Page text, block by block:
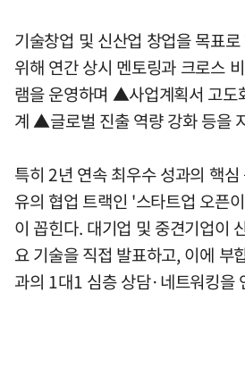
기술창업 및 신산업 창업을 목표
위해 연간 상시 멘토링과 크로스
램을 운영하며 ▲사업계획서 고
계 ▲글로벌 진출 역량 강화 등을
특히 2년 연속 최우수 성과의 핵
유의 협업 트랙인 '스타트업 오픈
이 꼽힌다. 대기업 및 중견기업이
요 기술을 직접 발표하고, 이에 부
과의 1대1 심층 상담·네트워킹을